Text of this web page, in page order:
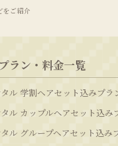
をご紹介
ラン・料金一覧
ル 学割ヘアセット込みプラ
ル カップルヘアセット込み
ル グループヘアセット込み